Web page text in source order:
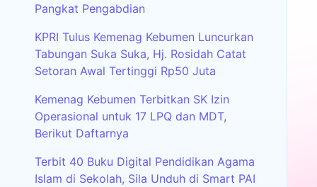
Pangkat Pengabdian
KPRI Tulus Kemenag Kebumen Luncurkan
Tabungan Suka Suka, Hj. Rosidah Catat
Setoran Awal Tertinggi Rp50 Juta
Kemenag Kebumen Terbitkan SK Izin
Operasional untuk 17 LPQ dan MDT,
Berikut Daftarnya
Terbit 40 Buku Digital Pendidikan Agama
Islam di Sekolah, Sila Unduh di Smart PAI